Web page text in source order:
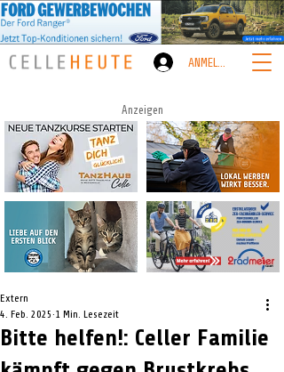
ANMELDEN
Anzeigen
Bitte helfen!: Celler Familie
Extern
4. Feb. 2025 1 Min. Lesezeit